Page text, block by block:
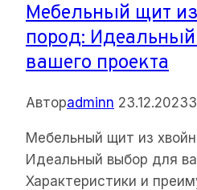
Мебельный щит
пород:
вашего проекта
Авторadminn 23.12.2023
Мебельный щит из
Идеальный выбор для
Характеристики и